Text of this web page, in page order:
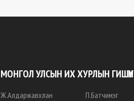
МОНГОЛ УЛСЫН ИХ ХУРЛЫН ГИШҮҮН
Ж.Алдаржавхлан
П.Батчимэг